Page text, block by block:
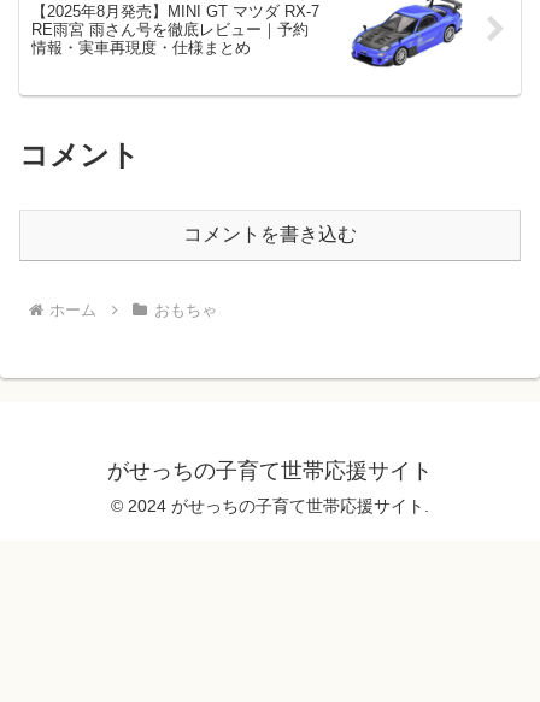
【2025年8月発売】MINI GT マツダ RX-7
RE雨宮 雨さん号を徹底レビュー｜予約
情報・実車再現度・仕様まとめ
コメント
コメントを書き込む
ホーム おもちゃ
がせっちの子育て世帯応援サイト
© 2024 がせっちの子育て世帯応援サイト.